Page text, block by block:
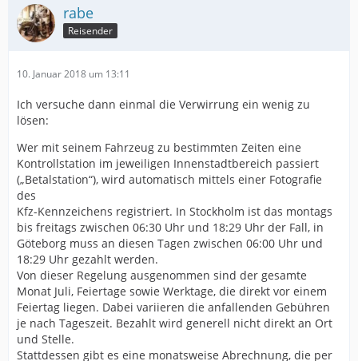
rabe
Reisender
10. Januar 2018 um 13:11
Ich versuche dann einmal die Verwirrung ein wenig zu
lösen:
Wer mit seinem Fahrzeug zu bestimmten Zeiten eine
Kontrollstation im jeweiligen Innenstadtbereich passiert
(„Betalstation“), wird automatisch mittels einer Fotografie
des
Kfz-Kennzeichens registriert. In Stockholm ist das montags
bis freitags zwischen 06:30 Uhr und 18:29 Uhr der Fall, in
Göteborg muss an diesen Tagen zwischen 06:00 Uhr und
18:29 Uhr gezahlt werden.
Von dieser Regelung ausgenommen sind der gesamte
Monat Juli, Feiertage sowie Werktage, die direkt vor einem
Feiertag liegen. Dabei variieren die anfallenden Gebühren
je nach Tageszeit. Bezahlt wird generell nicht direkt an Ort
und Stelle.
Stattdessen gibt es eine monatsweise Abrechnung, die per